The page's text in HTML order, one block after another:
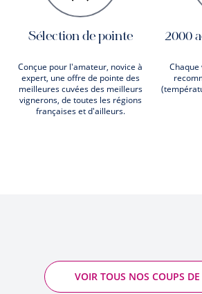
Sélection de pointe
Conçue pour l'amateur, novice à
expert, une offre de pointe des
meilleures cuvées des meilleurs
vignerons, de toutes les régions
françaises et d'ailleurs.
2000
Chaque
VOIR TOUS NOS COUPS